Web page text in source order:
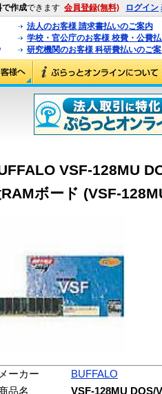
で作成できます 会員登録(無料) ログイン
法人のお客様 請求書払いのご案内
学校・官公庁のお客様 校費・公費
研究機関のお客様 科研費払いのご
VSF-128MU
ボード (VSF-
メーカー
BUFFALO
品名
VSF-128MU DOS/